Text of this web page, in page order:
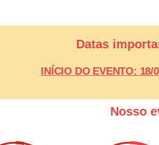
Datas
INÍCIO DO EVENTO:
Nosso